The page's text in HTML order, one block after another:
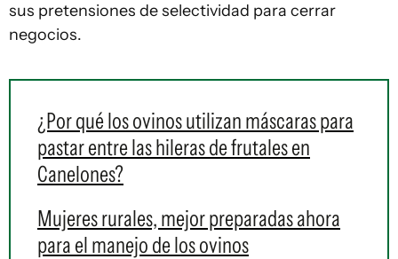
sus pretensiones de selectividad para cerrar
negocios.
¿Por qué los ovinos utilizan máscaras para
pastar entre las hileras de frutales en
Canelones?
Mujeres rurales, mejor preparadas ahora
para el manejo de los ovinos